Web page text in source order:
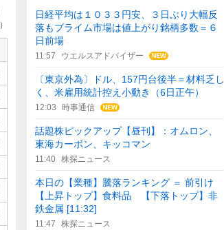
日経平均は１０３３円安、３日ぶり大幅反
落もプライム市場は値上がり銘柄多数＝６
日前場
11:57 ウエルスアドバイザー
〔東京外為〕ドル、157円台後半＝材料乏し
く、米雇用統計控え小動き（6日正午）
12:03 時事通信
話題株ピックアップ【昼刊】：オムロン、
東海カーボン、キッコマン
11:40 株探ニュース
本日の【業種】騰落ランキング ＝ 前引け
【上昇トップ】食料品 【下落トップ】非
鉄金属 [11:32]
11:47 株探ニュース